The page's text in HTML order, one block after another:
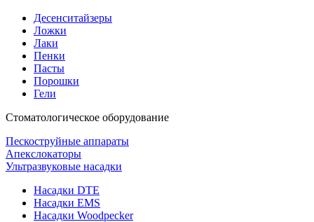
Десенситайзеры
Ложки
Лаки
Пенки
Пасты
Порошки
Гели
Стоматологическое оборудование
Пескоструйные аппараты
Апекслокаторы
Ультразвуковые насадки
Насадки DTE
Насадки EMS
Насадки Woodpecker